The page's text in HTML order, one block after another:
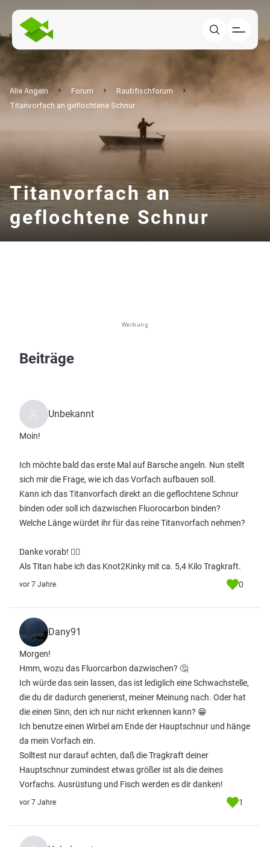
Alle Angeln Forum
Raubfischforum
Titanvorfach an geflochtene Schnur
Titanvorfach an
geflochtene Schnur
Werbung
Beiträge
Unbekannt
Moin!
Ich möchte bald das erste Mal auf Barsche angeln. Nun stellt
sich mir die Frage, wie ich das Vorfach aufbauen soll.
Kann ich das Titanvorfach direkt an die geflochtene Schnur
binden oder soll ich dazwischen Fluorocarbon binden?
Welche Länge würdet ihr für das reine Titanvorfach nehmen?
Danke vorab! 👌🏻
Als Titan habe ich das Knot2Kinky mit ca. 5,4 Kilo Tragkraft.
vor 7 Jahre 0
Dany91
Morgen!
Hmm, wozu das Fluorcarbon dazwischen? 🤔
Ich würde das sein lassen, das ist lediglich eine Schwachstelle,
die du dir dadurch generierst, meiner Meinung nach. Oder hat
die einen Sinn, den ich nur nicht erkennen kann? 😁
Ich benutze einen Wirbel am Ende der Hauptschnur und hänge
da mein Vorfach ein.
Solltest nur darauf achten, daß die Tragkraft deiner
Hauptschnur zumindest etwas größer ist als die deines
Vorfachs. Ausrüstung und Fisch werden es dir danken!
vor 7 Jahre 1